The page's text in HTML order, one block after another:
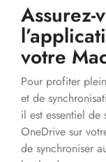
Assurez-
votre
Pour profiter
et de
il est essentiel de
OneDrive sur
de synchroniser